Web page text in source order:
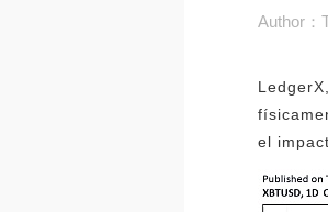
Author：
el